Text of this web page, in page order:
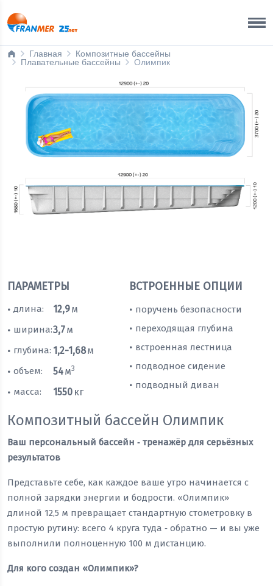
Главная
Композитные бассейны
Плавательные бассейны
Олимпик
ПАРАМЕТРЫ
• длина: 12,9м
• ширина:3,7м
• глубина: 1,2-1,68м
• объем: 54м3
• масса: 1550 кг
ВСТРОЕННЫЕ ОПЦИИ
• поручень безопасности
• переходящая глубина
• встроенная лестница
• подводное сидение
• подводный диван
Композитный бассейн Олимпик
Ваш персональный бассейн ‑ тренажёр для серьёзных
результатов
Представьте себе, как каждое ваше утро начинается с
полной зарядки энергии и бодрости. «Олимпик»
длиной 12,5 м превращает стандартную стометровку в
простую рутину: всего 4 круга туда ‑ обратно — и вы уже
выполнили полноценную 100 м дистанцию.
Для кого создан «Олимпик»?